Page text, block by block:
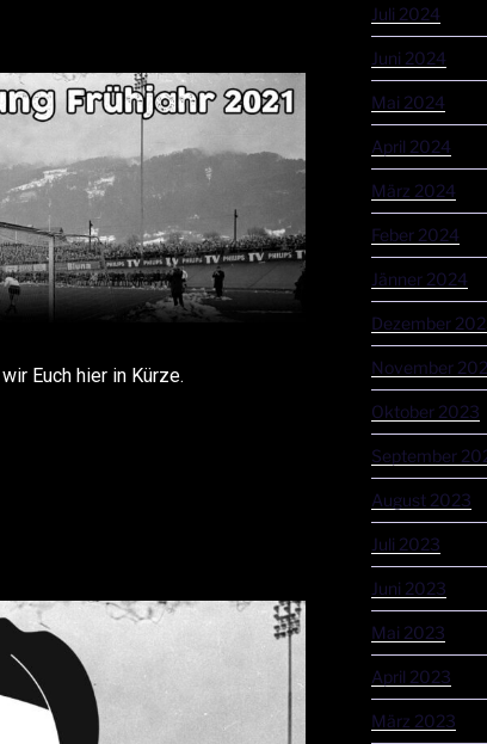
Euch hier in Kürze.
Juli 2024
Juni 2024
Mai 2024
April 2024
März 2024
Feber 2024
Jänner 2024
Dezember
November
Oktober 2023
September
August 2023
Juli 2023
Juni 2023
Mai 2023
April 2023
März 2023